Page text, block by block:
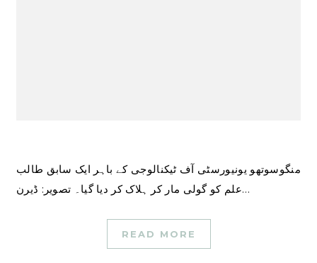
منگوسوتھو یونیورسٹی آف ٹیکنالوجی کے باہر ایک سابق طالب
علم کو گولی مار کر ہلاک کر دیا گیا۔ تصویر: ڈیرن…
READ MORE